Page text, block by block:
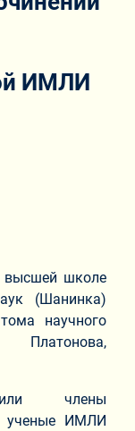
ИМЛИ
высшей школе
(Шанинка)
научного
члены
ученые ИМЛИ